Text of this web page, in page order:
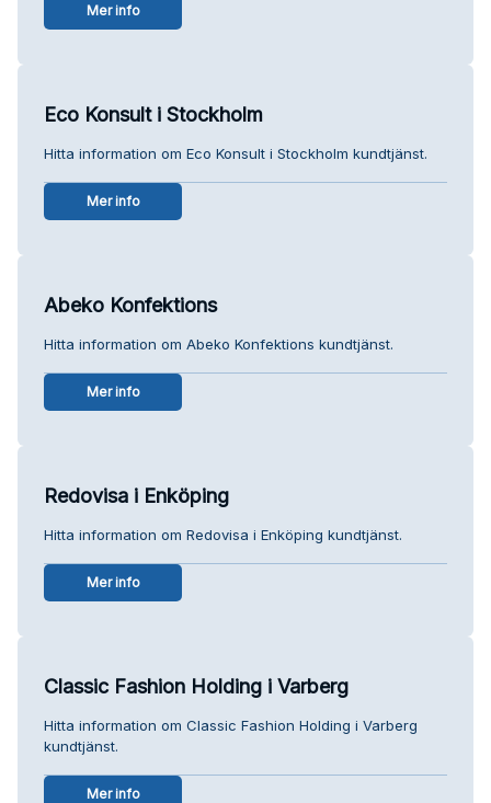
Mer info
Eco Konsult i Stockholm
Hitta information om Eco Konsult i Stockholm kundtjänst.
Mer info
Abeko Konfektions
Hitta information om Abeko Konfektions kundtjänst.
Mer info
Redovisa i Enköping
Hitta information om Redovisa i Enköping kundtjänst.
Mer info
Classic Fashion Holding i Varberg
Hitta information om Classic Fashion Holding i Varberg
kundtjänst.
Mer info